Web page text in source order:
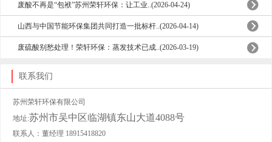
废酸不再是“包袱”苏州荣轩环保：让工业..(2026-04-24)
山西与中国节能环保集团共同打造一批标杆..(2026-04-14)
废硫酸别愁处理！荣轩环保：蒸发技术已成..(2026-03-19)
联系我们
苏州荣轩环保有限公司
地址:苏州市吴中区临湖镇东山大道4088号
联系人：董经理 18915418820